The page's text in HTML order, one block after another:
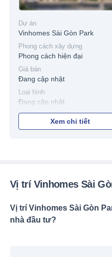
Dự án
Vinhomes Sài Gòn Park
Phong cách xây dựng
Phong cách hiện đại
Giá bán
Đang cập nhật
Loại hình
Đang cập nhật
Xem chi tiết
Vị trí Vinhomes Sài
Vị trí Vinhomes Sài Gòn
nhà đầu tư?